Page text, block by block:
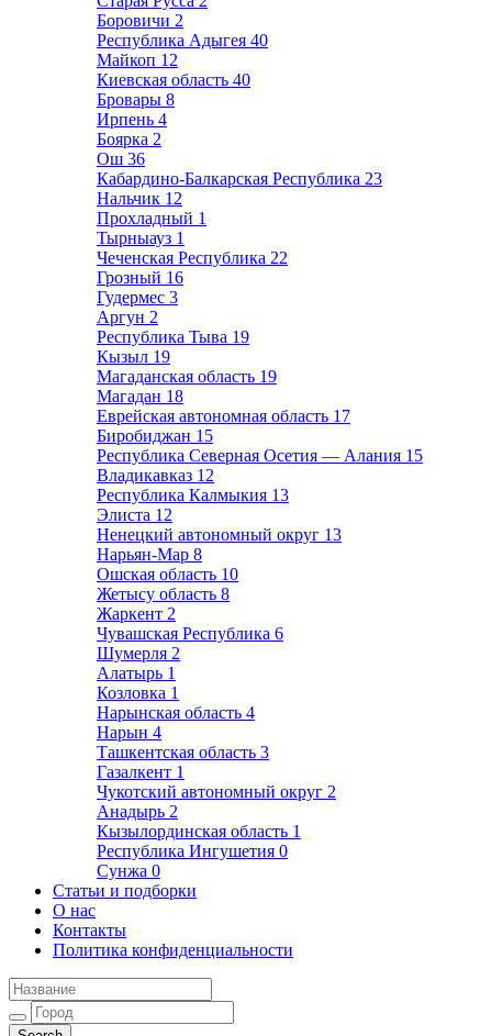
Боровичи 2
Республика Адыгея 40
Майкоп 12
Киевская область 40
Бровары 8
Ирпень 4
Боярка 2
Ош 36
Кабардино-Балкарская Республика 23
Нальчик 12
Прохладный 1
Тырныауз 1
Чеченская Республика 22
Грозный 16
Гудермес 3
Аргун 2
Республика Тыва 19
Кызыл 19
Магаданская область 19
Магадан 18
Еврейская автономная область 17
Биробиджан 15
Республика Северная Осетия — Алания 15
Владикавказ 12
Республика Калмыкия 13
Элиста 12
Ненецкий автономный округ 13
Нарьян-Мар 8
Ошская область 10
Жетысу область 8
Жаркент 2
Чувашская Республика 6
Шумерля 2
Алатырь 1
Козловка 1
Нарынская область 4
Нарын 4
Ташкентская область 3
Газалкент 1
Чукотский автономный округ 2
Анадырь 2
Кызылординская область 1
Республика Ингушетия 0
Сунжа 0
Статьи и подборки
О нас
Контакты
Политика конфиденциальности